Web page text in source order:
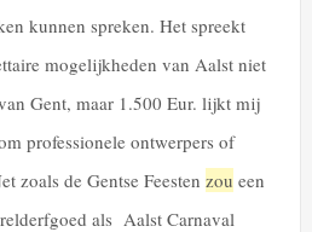
kunnen spreken. Het spreekt
mogelijkheden van Aalst niet
Gent, maar 1.500 Eur. lijkt mij
professionele ontwerpers of
zoals de Gentse Feesten zou een
als Aalst Carnaval